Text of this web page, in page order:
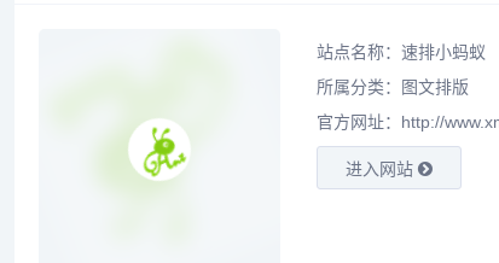
站点名称：速排小蚂蚁
所属分类：
图文排版
官方网址：http://
进入网站